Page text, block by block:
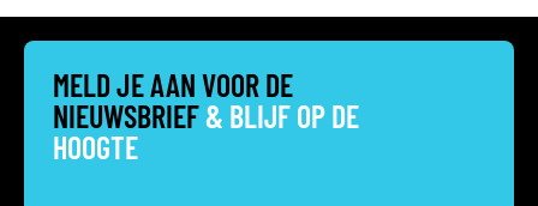
MELD JE AAN VOOR DE
NIEUWSBRIEF& BLIJF OP DE
HOOGTE